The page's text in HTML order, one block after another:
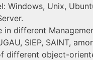
Windows, Unix,
in different
SIEP, SAINT,
different object-